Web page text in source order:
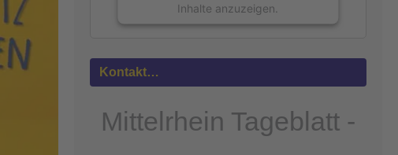
Inhalte anzuzeigen.
Informationen
Akzeptieren
powered byUsercentrics Consent
Management Platform&eRecht24
Kontakt…
Mittelrhein Tageblatt -